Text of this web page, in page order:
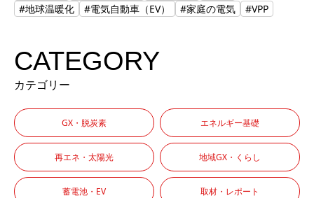
#地球温暖化
#電気自動車（EV） #家庭の電気 #VPP
CATEGORY
カテゴリー
GX・脱炭素 エネルギー基礎
再エネ・太陽光 地域GX・くらし
蓄電池・EV 取材・レポート